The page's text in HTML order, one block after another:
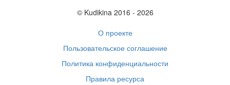
© Kudikina 2016 ‐ 2026
О проекте
Пользовательское соглашение
Политика конфиденциальности
Правила ресурса